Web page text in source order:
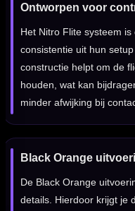
Ontworpen voor
Het Nitro Flite systeem
consistentie uit hun
constructie helpt om de
houden, wat kan
minder afwijking bij
Black Orange
De Black Orange
details. Hierdoor krijgt je